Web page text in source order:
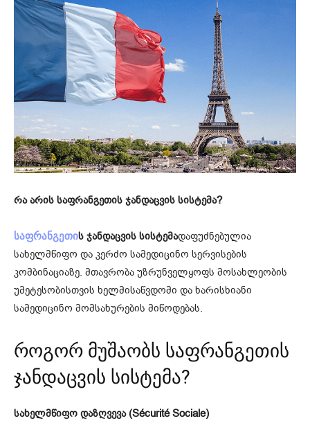
რა არის საფრანგეთის ჯანდაცვის სისტემა?
საფრანგეთის ჯანდაცვის სისტემადაფუძნებულია
სახელმწიფო და კერძო სამედიცინო სერვისების
კომბინაციაზე. მთავრობა უზრუნველყოფს მოსახლეობის
უმეტესობისთვის ხელმისაწვდომი და ხარისხიანი
სამედიცინო მომსახურების მიწოდებას.
როგორ მუშაობს საფრანგეთის
ჯანდაცვის სისტემა?
სახელმწიფო დაზღვევა (Sécurité Sociale)